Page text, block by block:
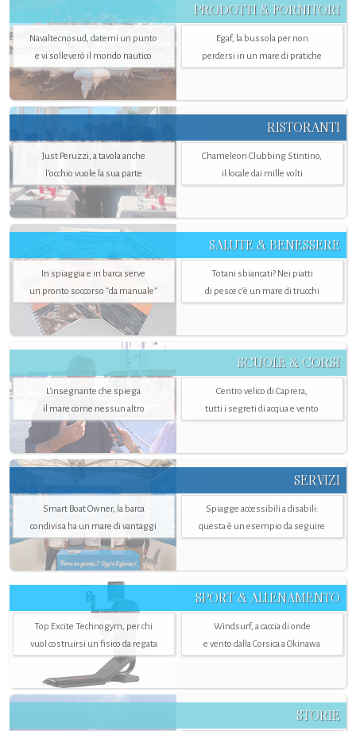
PRODOTTI & FORNITORI
Navaltecnosud, datemi un punto
e vi solleverò il mondo nautico
Egaf, la bussola per non
perdersi in un mare di pratiche
RISTORANTI
Just Peruzzi, a tavola anche
l’occhio vuole la sua parte
Chameleon Clubbing Stintino,
il locale dai mille volti
SALUTE & BENESSERE
In spiaggia e in barca serve
un pronto soccorso "da manuale"
Totani sbiancati? Nei piatti
di pesce c'è un mare di trucchi
SCUOLE & CORSI
L'insegnante che spiega
il mare come nessun altro
Centro velico di Caprera,
tutti i segreti di acqua e vento
SERVIZI
Smart Boat Owner, la barca
condivisa ha un mare di vantaggi
Spiagge accessibili a disabili:
questa è un esempio da seguire
SPORT & ALLENAMENTO
Top Excite Technogym, per chi
vuol costruirsi un fisico da regata
Windsurf, a caccia di onde
e vento dalla Corsica a Okinawa
STORIE